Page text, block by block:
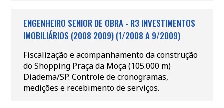
ENGENHEIRO SENIOR DE OBRA - R3 INVESTIMENTOS
IMOBILIÁRIOS (2008 2009) (1/2008 A 9/2009)
Fiscalização e acompanhamento da construção
do Shopping Praça da Moça (105.000 m)
Diadema/SP. Controle de cronogramas,
medições e recebimento de serviços.